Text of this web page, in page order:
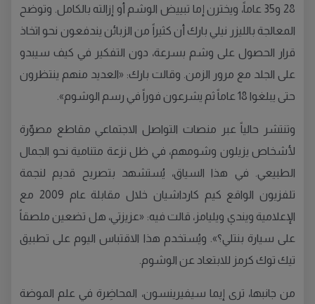
28 و35 عاماً، ويخترن إما تبييض الوشم أو إزالته بالكامل. وتوضح
المعالجة بالليزر نيلي بارك أن كثيراً من الزبائن يندفعون نحو اتخاذ
قرار الحصول على وشم بسرعة، دون التفكير في كيف سيبدو
على الجلد مع مرور الزمن. وقالت بارك: «العديد منهم ينتظرون
حتى يبلغوا 18 عاماً ثم يشرعون فوراً في رسم الوشوم».
وتنتشر حالياً عبر منصات التواصل الاجتماعي مقاطع مصوّرة
لأشخاص يزيلون وشومهم، في ظل نزعة متنامية نحو الجمال
الطبيعي. في هذا السياق، يُستشهد بتصريح قديم لنجمة
تلفزيون الواقع كيم كارداشيان خلال مقابلة عام 2009 مع
الإعلامية ويندي ويليامز، قالت فيه: «عزيزتي، هل تضعين ملصقاً
على سيارة بنتلي؟». ويُستخدم هذا الاقتباس اليوم على تطبيق
تيك توك كرمز للابتعاد عن الوشوم.
من جانبها، ترى إيما سيفيرينسون، المحاضِرة في علم الموضة